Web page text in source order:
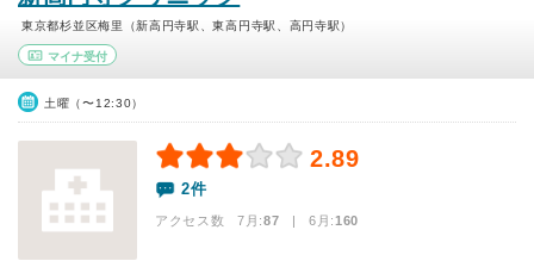
東京都杉並区梅里（新高円寺駅、東高円寺駅、高円寺駅）
マイナ受付
土曜（〜12:30）
2.89
2件
アクセス数 7月:87 | 6月:160